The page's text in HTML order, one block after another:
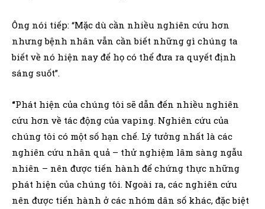
Ông nói tiếp: “Mặc dù cần nhiều nghiên cứu hơn
nhưng bệnh nhân vẫn cần biết những gì chúng ta
biết về nó hiện nay để họ có thể đưa ra quyết định
sáng suốt”.
“Phát hiện của chúng tôi sẽ dẫn đến nhiều nghiên
cứu hơn về tác động của vaping. Nghiên cứu của
chúng tôi có một số hạn chế. Lý tưởng nhất là các
nghiên cứu nhân quả – thử nghiệm lâm sàng ngẫu
nhiên – nên được tiến hành để chứng thực những
phát hiện của chúng tôi. Ngoài ra, các nghiên cứu
nên được tiến hành ở các nhóm dân số khác, đặc biệt